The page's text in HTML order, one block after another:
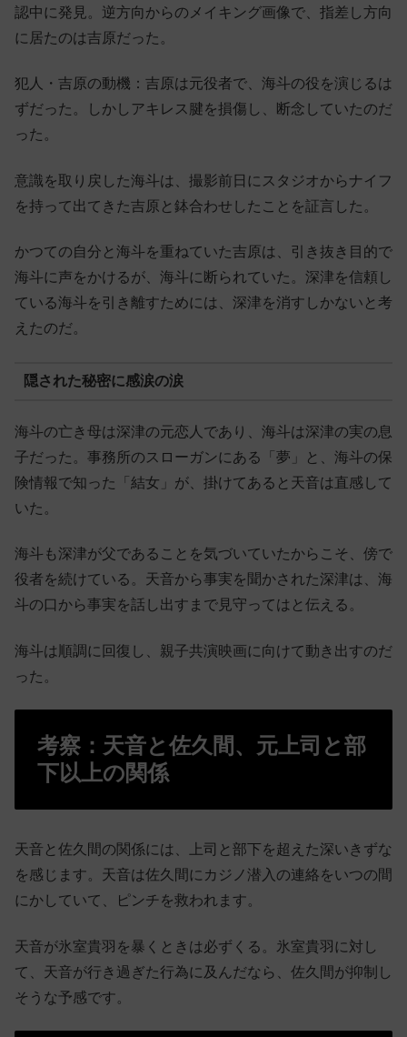
認中に発見。逆方向からのメイキング画像で、指差し方向
に居たのは吉原だった。
犯人・吉原の動機：吉原は元役者で、海斗の役を演じるは
ずだった。しかしアキレス腱を損傷し、断念していたのだ
った。
意識を取り戻した海斗は、撮影前日にスタジオからナイフ
を持って出てきた吉原と鉢合わせしたことを証言した。
かつての自分と海斗を重ねていた吉原は、引き抜き目的で
海斗に声をかけるが、海斗に断られていた。深津を信頼し
ている海斗を引き離すためには、深津を消すしかないと考
えたのだ。
隠された秘密に感涙の涙
海斗の亡き母は深津の元恋人であり、海斗は深津の実の息
子だった。事務所のスローガンにある「夢」と、海斗の保
険情報で知った「結女」が、掛けてあると天音は直感して
いた。
海斗も深津が父であることを気づいていたからこそ、傍で
役者を続けている。天音から事実を聞かされた深津は、海
斗の口から事実を話し出すまで見守ってはと伝える。
海斗は順調に回復し、親子共演映画に向けて動き出すのだ
った。
考察：天音と佐久間、元上司と部
下以上の関係
天音と佐久間の関係には、上司と部下を超えた深いきずな
を感じます。天音は佐久間にカジノ潜入の連絡をいつの間
にかしていて、ピンチを救われます。
天音が氷室貴羽を暴くときは必ずくる。氷室貴羽に対し
て、天音が行き過ぎた行為に及んだなら、佐久間が抑制し
そうな予感です。